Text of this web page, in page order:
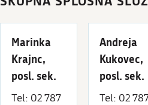
Marinka
Krajnc,
posl. sek.
Tel: 02 787
Andreja
Kukovec,
posl. sek.
Tel: 02